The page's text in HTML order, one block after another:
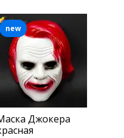
Джокера
new